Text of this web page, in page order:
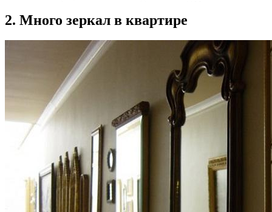
2. Много зеркал в квартире